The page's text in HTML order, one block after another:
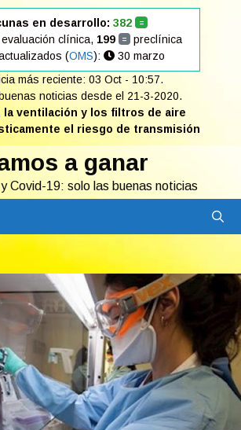
en desarrollo: 382 =
clínica, 199 = preclínica
(OMS):
30 marzo
más reciente: 03 Oct - 10:57.
noticias desde el 21-3-2020.
la ventilación y los filtros de aire
el riesgo de transmisión
a ganar
Covid-19: solo las buenas noticias